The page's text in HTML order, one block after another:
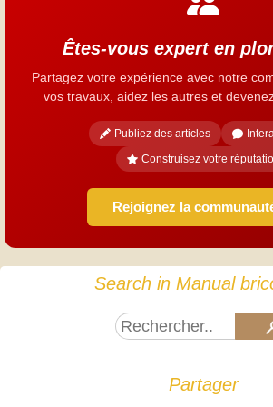
Êtes-vous expert en
Partagez votre expérience avec notre
vos travaux, aidez les autres et
Publiez des articles
Construisez votre
Rejoignez la
Search in Manual
Partager